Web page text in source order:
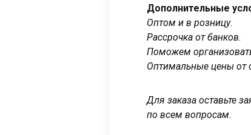
Дополнительные
Оптом и в розницу.
Рассрочка от банков.
Поможем
Оптимальные цены от
Для заказа оставьте
по всем вопросам.